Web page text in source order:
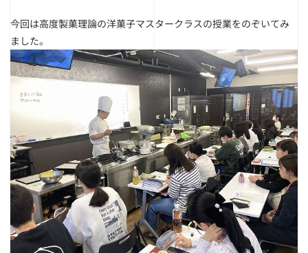
今回は高度製菓理論の洋菓子マスタークラスの授業をのぞいてみ
ました。